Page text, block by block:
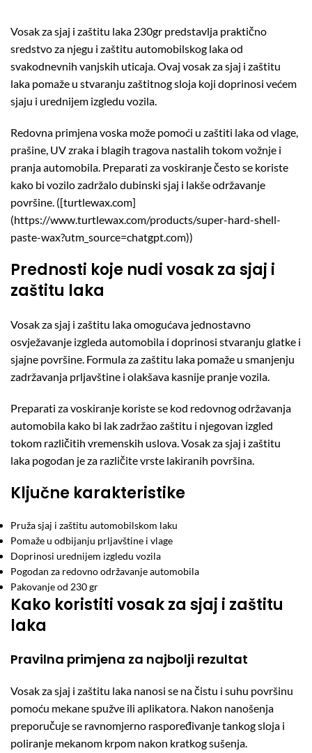
Vosak za sjaj i zaštitu laka 230gr predstavlja praktično
sredstvo za njegu i zaštitu automobilskog laka od
svakodnevnih vanjskih uticaja. Ovaj vosak za sjaj i zaštitu
laka pomaže u stvaranju zaštitnog sloja koji doprinosi većem
sjaju i urednijem izgledu vozila.
Redovna primjena voska može pomoći u zaštiti laka od vlage,
prašine, UV zraka i blagih tragova nastalih tokom vožnje i
pranja automobila. Preparati za voskiranje često se koriste
kako bi vozilo zadržalo dubinski sjaj i lakše održavanje
površine. ([turtlewax.com]
(https://www.turtlewax.com/products/super-hard-shell-
paste-wax?utm_source=chatgpt.com))
Prednosti koje nudi vosak za sjaj i
zaštitu laka
Vosak za sjaj i zaštitu laka omogućava jednostavno
osvježavanje izgleda automobila i doprinosi stvaranju glatke i
sjajne površine. Formula za zaštitu laka pomaže u smanjenju
zadržavanja prljavštine i olakšava kasnije pranje vozila.
Preparati za voskiranje koriste se kod redovnog održavanja
automobila kako bi lak zadržao zaštitu i njegovan izgled
tokom različitih vremenskih uslova. Vosak za sjaj i zaštitu
laka pogodan je za različite vrste lakiranih površina.
Ključne karakteristike
Pruža sjaj i zaštitu automobilskom laku
Pomaže u odbijanju prljavštine i vlage
Doprinosi urednijem izgledu vozila
Pogodan za redovno održavanje automobila
Pakovanje od 230 gr
Kako koristiti vosak za sjaj i zaštitu
laka
Pravilna primjena za najbolji rezultat
Vosak za sjaj i zaštitu laka nanosi se na čistu i suhu površinu
pomoću mekane spužve ili aplikatora. Nakon nanošenja
preporučuje se ravnomjerno raspoređivanje tankog sloja i
poliranje mekanom krpom nakon kratkog sušenja.